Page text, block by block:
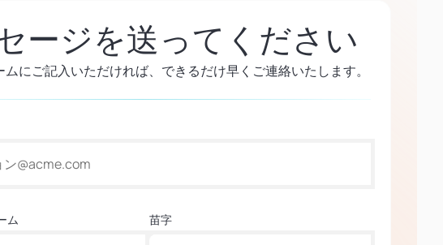
ージを送ってください
にご記入いただければ、できるだけ早くご連絡いたします。
ム 苗字